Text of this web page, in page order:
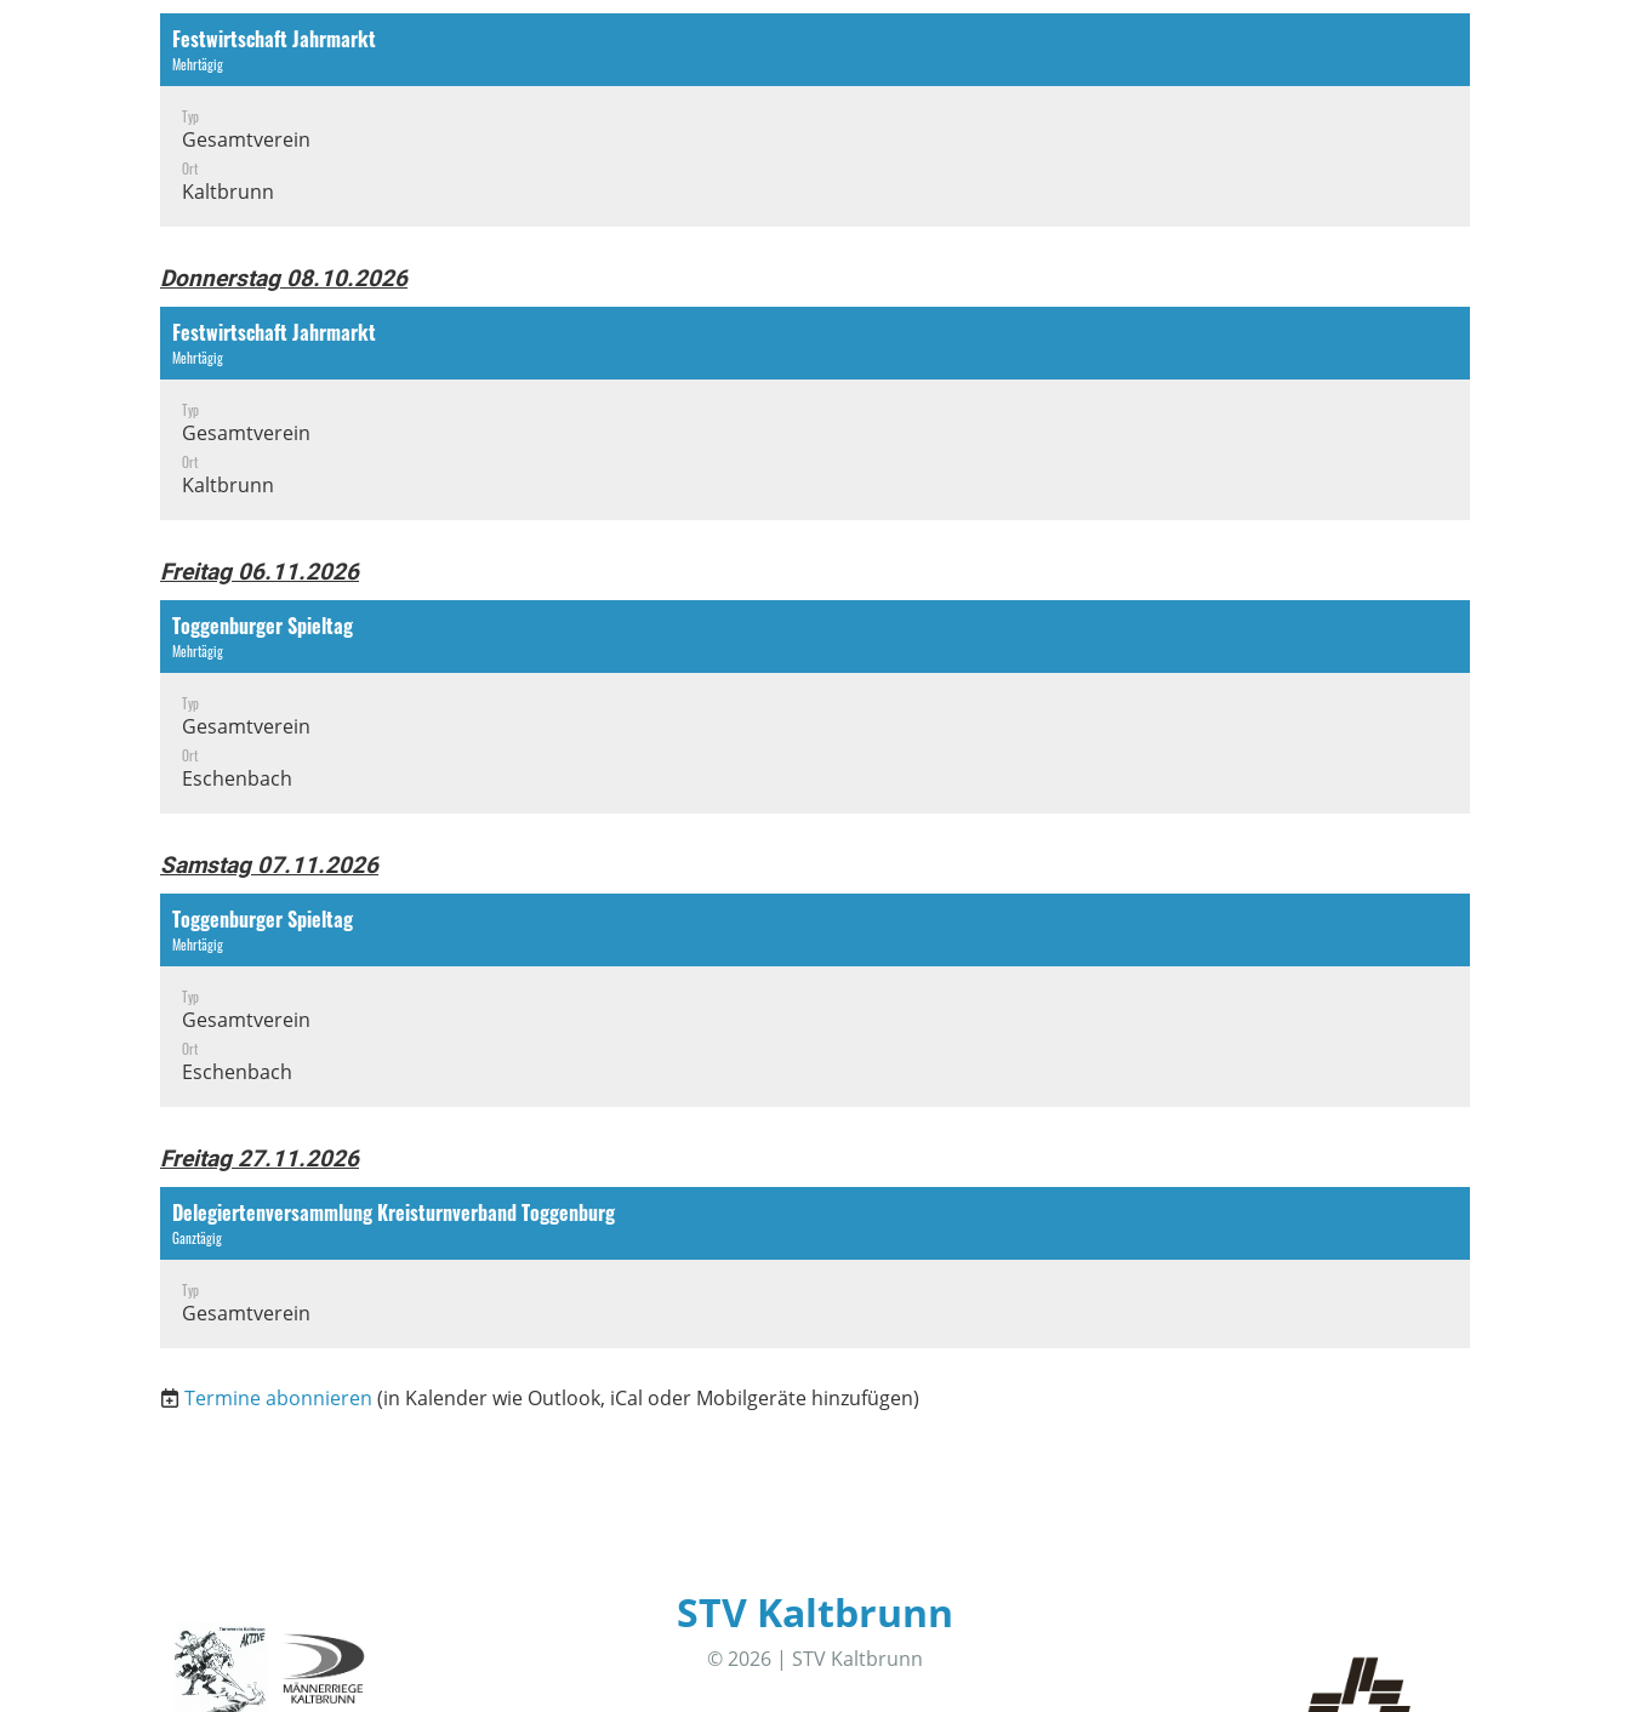
Festwirtschaft Jahrmarkt
Mehrtägig
Typ
Gesamtverein
Ort
Kaltbrunn
Donnerstag 08.10.2026
Festwirtschaft Jahrmarkt
Mehrtägig
Typ
Gesamtverein
Ort
Kaltbrunn
Freitag 06.11.2026
Toggenburger Spieltag
Mehrtägig
Typ
Gesamtverein
Ort
Eschenbach
Samstag 07.11.2026
Toggenburger Spieltag
Mehrtägig
Typ
Gesamtverein
Ort
Eschenbach
Freitag 27.11.2026
Delegiertenversammlung Kreisturnverband Toggenburg
Ganztägig
Typ
Gesamtverein
Termine abonnieren (in Kalender wie Outlook, iCal oder Mobilgeräte hinzufügen)
STV Kaltbrunn
© 2026 | STV Kaltbrunn